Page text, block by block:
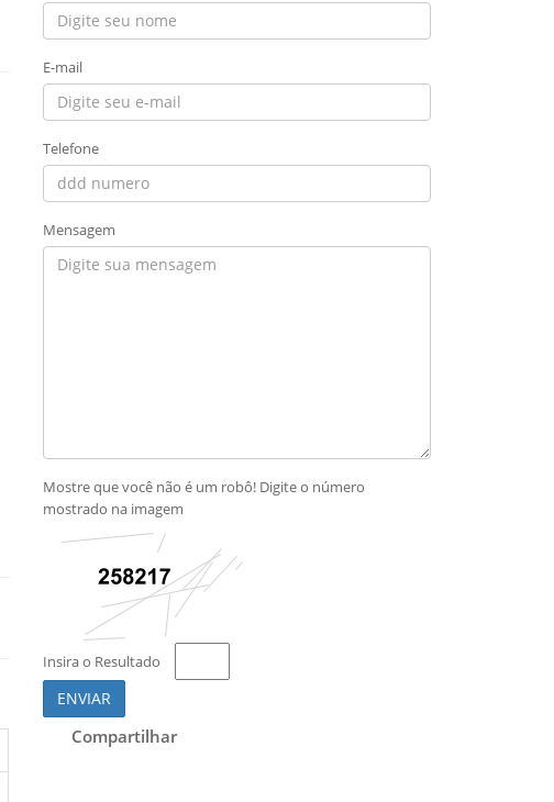
E-mail
Telefone
Mensagem
Mostre que você não é um robô! Digite o número
mostrado na imagem
Insira o Resultado
ENVIAR
Compartilhar